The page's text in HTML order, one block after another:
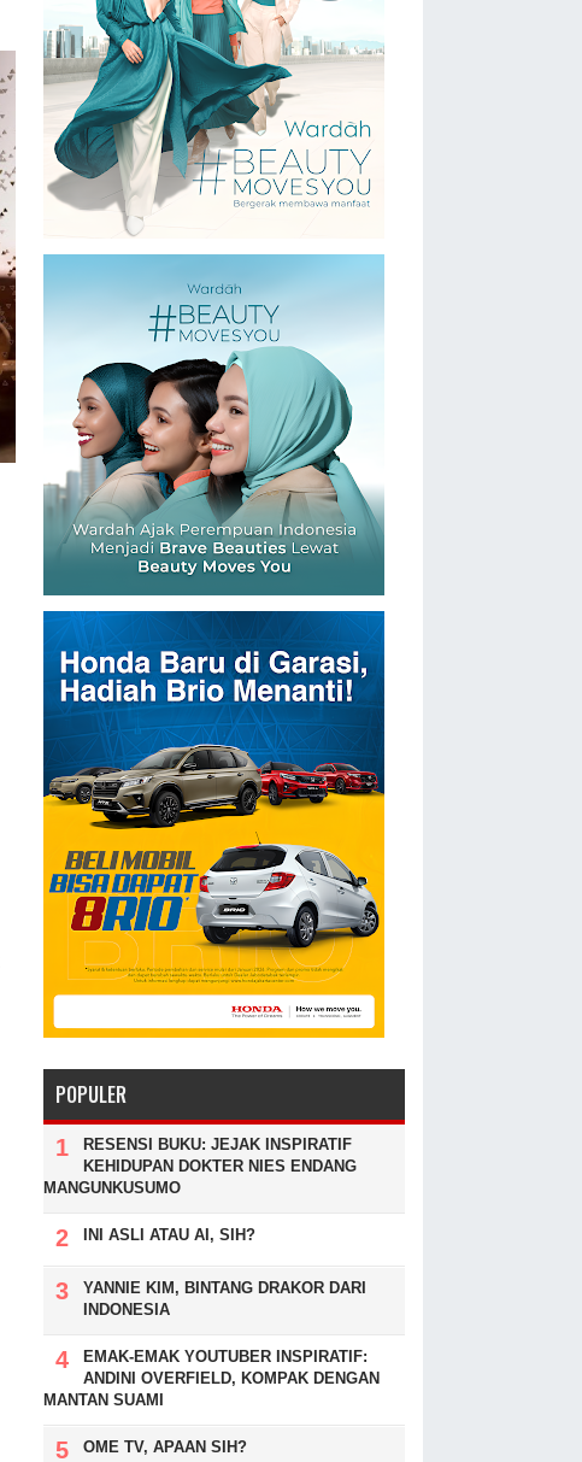
POPULER
RESENSI BUKU: JEJAK INSPIRATIF
KEHIDUPAN DOKTER NIES ENDANG
MANGUNKUSUMO
INI ASLI ATAU AI, SIH?
YANNIE KIM, BINTANG DRAKOR DARI
INDONESIA
EMAK-EMAK YOUTUBER INSPIRATIF:
ANDINI OVERFIELD, KOMPAK DENGAN
MANTAN SUAMI
OME TV, APAAN SIH?